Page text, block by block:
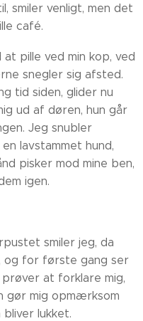
smiler venligt, men det
café.
pille ved min kop, ved
snegler sig afsted.
tid siden, glider nu
ud af døren, hun går
Jeg snubler
lavstammet hund,
pisker mod mine ben,
igen.
smiler jeg, da
og for første gang ser
prøver at forklare mig,
gør mig opmærksom
bliver lukket.